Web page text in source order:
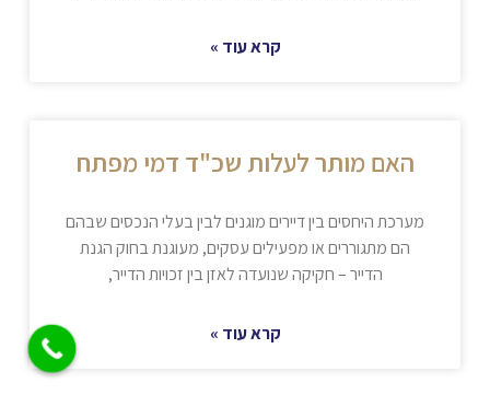
קרא עוד »
האם מותר לעלות שכ"ד דמי מפתח
מערכת היחסים בין דיירים מוגנים לבין בעלי הנכסים שבהם
הם מתגוררים או מפעילים עסקים, מעוגנת בחוק הגנת
הדייר – חקיקה שנועדה לאזן בין זכויות הדייר,
קרא עוד »